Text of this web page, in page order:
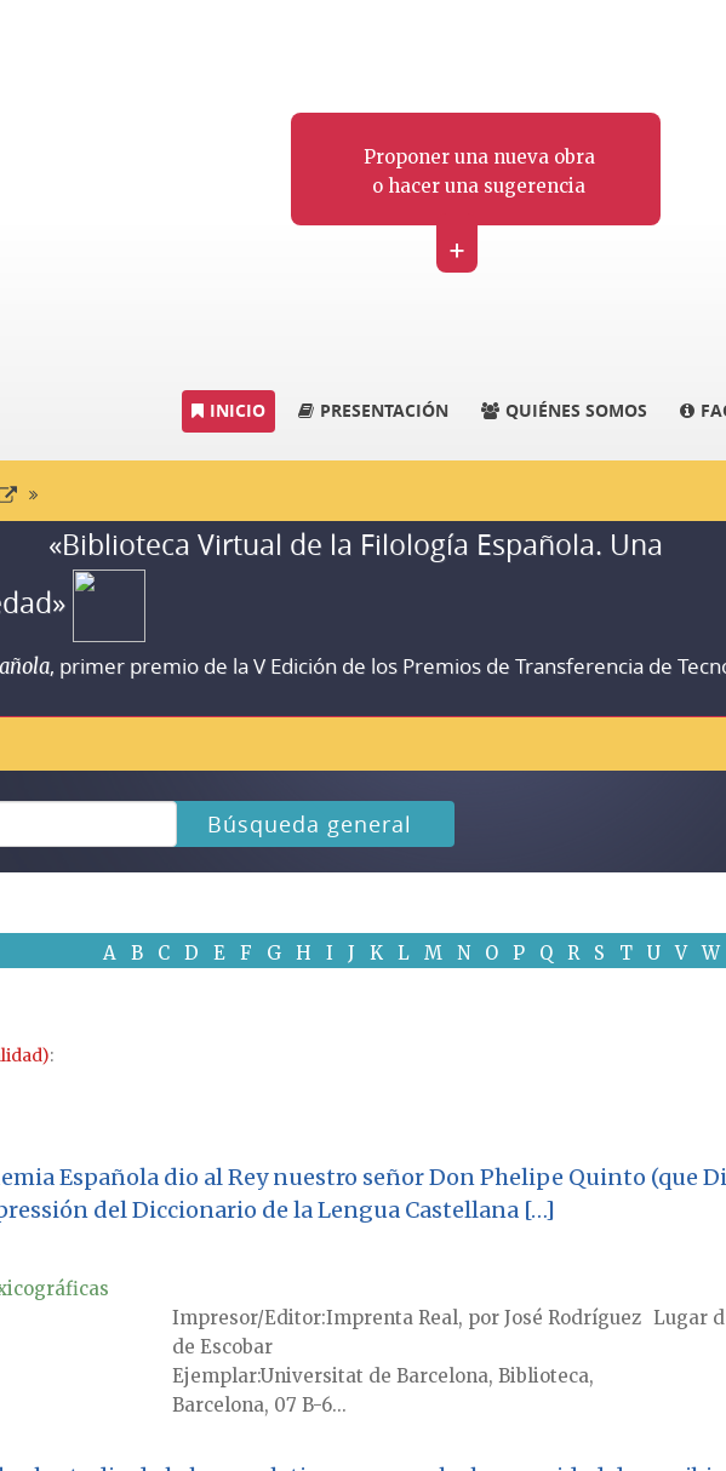
Proponer una nueva obra
o hacer una sugerencia
+
INICIO PRESENTACIÓN QUIÉNES SOMOS
«Biblioteca Virtual de la Filología Española. Una
, primer premio de la V Edición de los Premios de Transferencia de
Búsqueda general
A B C D E F G H I J K L M N O P Q R S T U V W
:
Española dio al Rey nuestro señor Don Phelipe Quinto (que
del Diccionario de la Lengua Castellana […]
Impresor/Editor Imprenta Real, por José Rodríguez
de Escobar
Lugar
EjemplarUniversitat de Barcelona, Biblioteca,
Barcelona, 07 B-6...